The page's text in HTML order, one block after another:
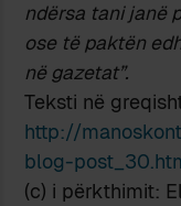
ndërsa tani janë
ose të paktën
në gazetat”.
Teksti në
http://
blog-
(c) i përkthimit: